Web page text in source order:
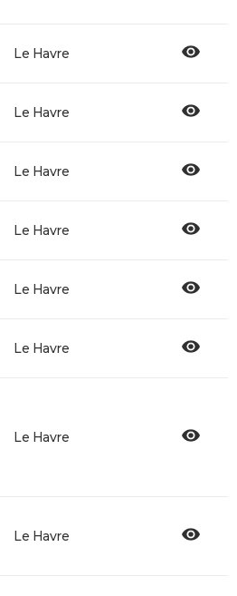
Le Havre
Le Havre
Le Havre
Le Havre
Le Havre
Le Havre
Le Havre
Le Havre